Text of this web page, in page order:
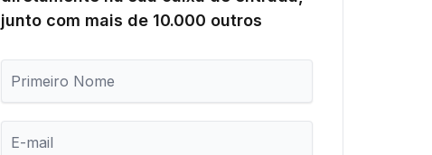
junto com mais de 10.000 outros
i
m